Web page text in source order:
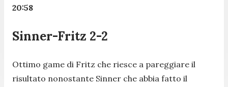
20:58
Sinner-Fritz 2-2
Ottimo game di Fritz che riesce a pareggiare il
risultato nonostante Sinner che abbia fatto il